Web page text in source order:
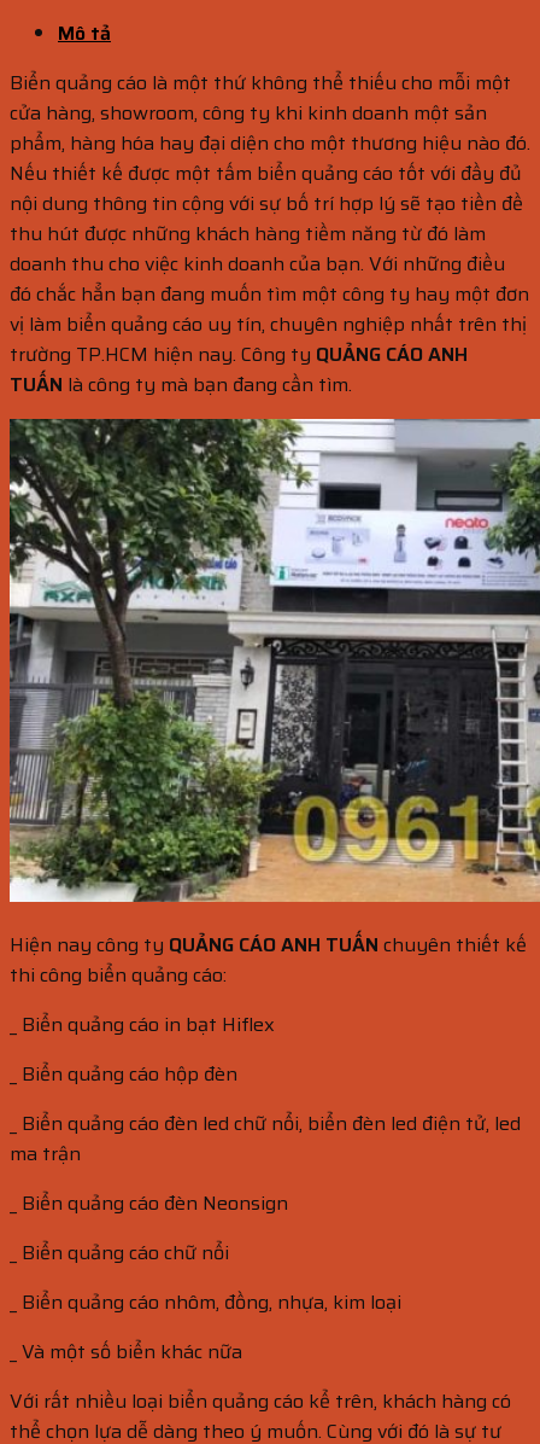
Mô tả
Biển quảng cáo là một thứ không thể thiếu cho mỗi một
cửa hàng, showroom, công ty khi kinh doanh một sản
phẩm, hàng hóa hay đại diện cho một thương hiệu nào đó.
Nếu thiết kế được một tấm biển quảng cáo tốt với đầy đủ
nội dung thông tin cộng với sự bố trí hợp lý sẽ tạo tiền đề
thu hút được những khách hàng tiềm năng từ đó làm
doanh thu cho việc kinh doanh của bạn. Với những điều
đó chắc hẳn bạn đang muốn tìm một công ty hay một đơn
vị làm biển quảng cáo uy tín, chuyên nghiệp nhất trên thị
trường TP.HCM hiện nay. Công ty QUẢNG CÁO ANH
TUẤN là công ty mà bạn đang cần tìm.
Hiện nay công ty QUẢNG CÁO ANH TUẤN chuyên thiết kế
thi công biển quảng cáo:
_ Biển quảng cáo in bạt Hiflex
_ Biển quảng cáo hộp đèn
_ Biển quảng cáo đèn led chữ nổi, biển đèn led điện tử, led
ma trận
_ Biển quảng cáo đèn Neonsign
_ Biển quảng cáo chữ nổi
_ Biển quảng cáo nhôm, đồng, nhựa, kim loại
_ Và một số biển khác nữa
Với rất nhiều loại biển quảng cáo kể trên, khách hàng có
thể chọn lựa dễ dàng theo ý muốn. Cùng với đó là sự tư